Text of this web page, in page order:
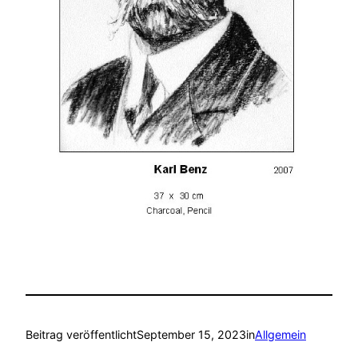
Beitrag veröffentlichtSeptember 15, 2023inAllgemein